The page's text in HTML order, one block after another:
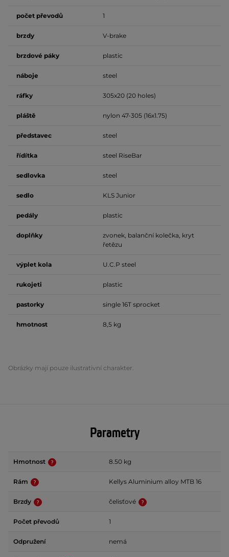
počet převodů 1
brzdy V-brake
brzdové páky plastic
náboje steel
ráfky 305x20 (20 holes)
pláště nylon 47-305 (16x1.75)
představec steel
řídítka steel RiseBar
sedlovka steel
sedlo KLS Junior
pedály plastic
doplňky
zvonek, balanční kolečka, kryt
řetězu
výplet kola U.C.P steel
rukojeti plastic
pastorky single 16T sprocket
hmotnost 8,5 kg
Obrázky mají pouze ilustrativní charakter.
Parametry
Hmotnost 8.50 kg
Rám Kellys Aluminium alloy MTB 16
Brzdy čelisťové
Počet převodů 1
Odpružení nemá